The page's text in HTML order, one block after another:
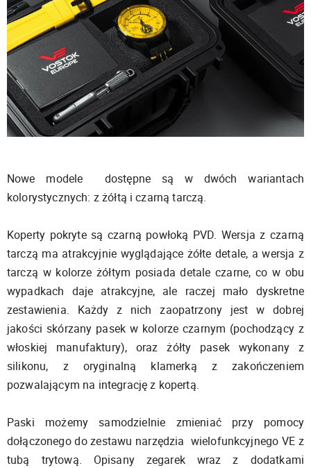
Nowe modele dostępne są w dwóch wariantach
kolorystycznych: z żółtą i czarną tarczą.
Koperty pokryte są czarną powłoką PVD. Wersja z czarną
tarczą ma atrakcyjnie wyglądające żółte detale, a wersja z
tarczą w kolorze żółtym posiada detale czarne, co w obu
wypadkach daje atrakcyjne, ale raczej mało dyskretne
zestawienia. Każdy z nich zaopatrzony jest w dobrej
jakości skórzany pasek w kolorze czarnym (pochodzący z
włoskiej manufaktury), oraz żółty pasek wykonany z
silikonu, z oryginalną klamerką z zakończeniem
pozwalającym na integrację z kopertą.
Paski możemy samodzielnie zmieniać przy pomocy
dołączonego do zestawu narzędzia wielofunkcyjnego VE z
tubą trytową. Opisany zegarek wraz z dodatkami